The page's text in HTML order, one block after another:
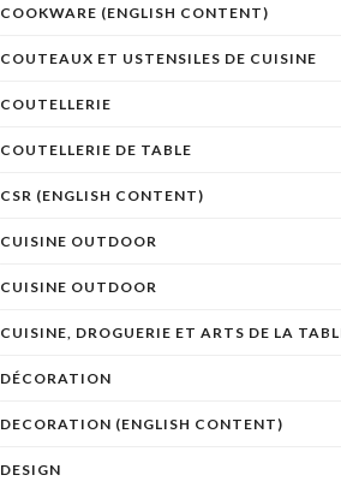
COOKWARE (ENGLISH CONTENT)
COUTEAUX ET USTENSILES DE CUISINE
COUTELLERIE
COUTELLERIE DE TABLE
CSR (ENGLISH CONTENT)
CUISINE OUTDOOR
CUISINE OUTDOOR
CUISINE, DROGUERIE ET ARTS DE LA
DÉCORATION
DECORATION (ENGLISH CONTENT)
DESIGN